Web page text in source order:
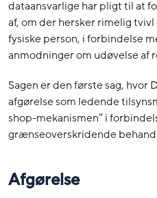
dataansvarlige har pligt til at
af, om der hersker rimelig
fysiske person, i forbindelse
anmodninger om udøvelse af
Sagen er den første sag, hvor
afgørelse som ledende
shop-mekanismen” i
grænseoverskridende
Afgørelse